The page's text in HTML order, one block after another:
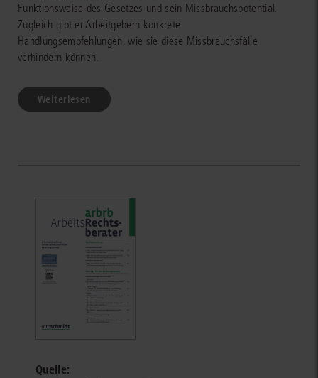
Funktionsweise des Gesetzes und sein Missbrauchspotential.
Zugleich gibt er Arbeitgebern konkrete
Handlungsempfehlungen, wie sie diese Missbrauchsfälle
verhindern können.
Weiterlesen
Quelle: